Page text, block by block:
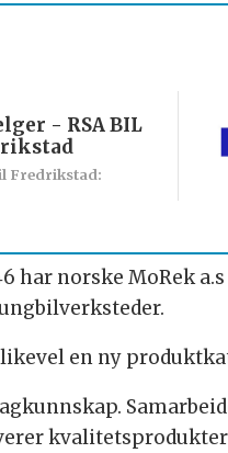
Fredrikstad:
- RSA BIL
har norske MoRek
en ny